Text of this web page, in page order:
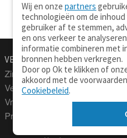
VERTALEN.NU
Zinnen vertalen
Verklarend woordenboek
Vraagbaak
Professionele vertaling
Wij en onzepartners
technologieën om de
gebruiker af te stemmen,
en ons verkeer te
informatie combineren met
bronnen hebben verkregen.
Door op Ok te klikken of
akkoord met de
Cookiebeleid.